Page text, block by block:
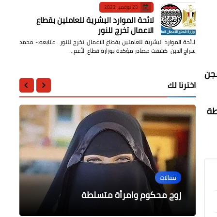
و6 مُتهمين بالسجن
23 نوفمبر 2022
لائحة الموارد البشرية للعاملين بقطاع
الاعمال تخرج للنور
لائحة الموارد البشرية للعاملين بقطاع الاعمال تخرج للنور متابعه:- محمد
سراج الدين كشفت مصادر مؤكدة بوزارة قطاع الأعم…
اخترنا لك
مقالات
زوج محكوم وامرأة متسلطة
أخبار مصر
رئيس الوزراء يعود للبلاد بعد زيارة معرض
إكسبو 2020 دبي
اقتصاد وأعمال
البنك الدولي يجيب عن مشروع رأس المال
البشرى
دين وحياة
فعاليات اللقاء الــ 11 من مبادرة «نور
فكرك ... ابِن وعيك » بمحافظة شمال
سيناء
أخبار مصر
قواتنا المسلحة وتنفيذ التجربة (مصر-7)
لمحاكاة إنقاذ العبارات من الغرق‏